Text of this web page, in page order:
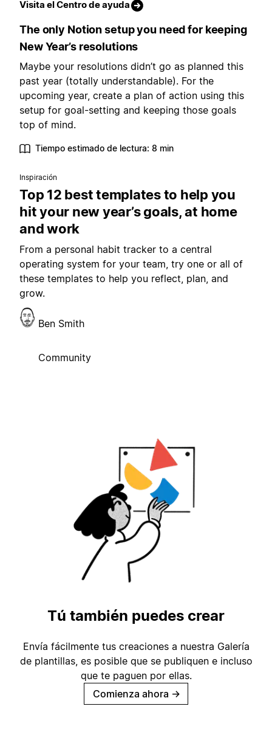
Visita el Centro de ayuda
The only Notion setup you need for keeping
New Year’s resolutions
Maybe your resolutions didn’t go as planned this
past year (totally understandable). For the
upcoming year, create a plan of action using this
setup for goal-setting and keeping those goals
top of mind.
Tiempo estimado de lectura: 8 min
Inspiración
Top 12 best templates to help you
hit your new year’s goals, at home
and work
From a personal habit tracker to a central
operating system for your team, try one or all of
these templates to help you reflect, plan, and
grow.
Ben Smith
Community
Tú también puedes crear
Envía fácilmente tus creaciones a nuestra Galería
de plantillas, es posible que se publiquen e incluso
que te paguen por ellas.
Comienza ahora →